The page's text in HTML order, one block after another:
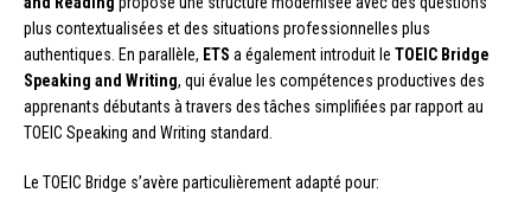
plus contextualisées et des situations professionnelles plus
authentiques. En parallèle, ETS a également introduit le TOEIC Bridge
Speaking and Writing, qui évalue les compétences productives des
apprenants débutants à travers des tâches simplifiées par rapport au
TOEIC Speaking and Writing standard.
Le TOEIC Bridge s’avère particulièrement adapté pour: